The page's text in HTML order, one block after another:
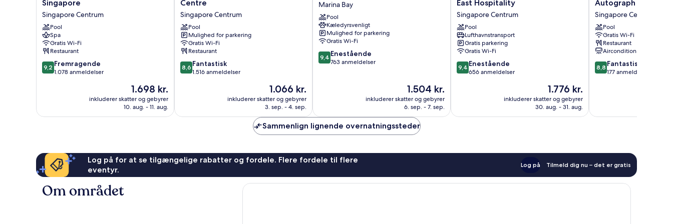
Fraser
China
Square,
Singapore
Singapore
Centrum
Singapore
Singapore Centrum
Pool
Spa
Gratis Wi-Fi
Restaurant
9.2
ud
anmeldelser
9,2 Fremragende
1.078 anmeldelser
Prisen
er
1.698 kr.
1.698 kr.
inkluderer skatter og gebyrer
10. aug. - 11. aug.
City
Centre
Singapore
Centrum
Centre
Singapore Centrum
Pool
Mulighed for parkering
Gratis Wi-Fi
Restaurant
8.6
ud
anmeldelser
8,6 Fantastisk
1.516 anmeldelser
Prisen
er
1.066 kr.
1.066 kr.
inkluderer skatter og gebyrer
3. sep. - 4. sep.
Dorsett
AMTD
Singapore
Marina
Bay
Marina Bay
Pool
Kæledyrsvenligt
Mulighed for parkering
Gratis Wi-Fi
9.4
ud
9,4 Enestående
763 anmeldelser
Prisen
er
1.504 kr.
1.504 kr.
inkluderer skatter og gebyrer
6. sep. - 7. sep.
Singapore
by
Far
East
Hospitality
Singapore
Centrum
East Hospitality
Singapore Centrum
Pool
Lufthavnstransport
Gratis parkering
Gratis Wi-Fi
9.4
ud
anmeldelser
9,4 Enestående
656 anmeldelser
Prisen
er
1.776 kr.
1.776 kr.
inkluderer skatter og gebyrer
30. aug. - 31. aug.
Singapore,
Autograph
Collection
Singapore
Centrum
Autograph
Singapore Centrum
Pool
Gratis Wi-Fi
Restaurant
Aircondition
8.8
ud
anmeldelser
8,8 Fantastisk
177 anmeldelser
Sammenlign lignende overnatningssteder
Log på for at se tilgængelige rabatter og fordele. Flere fordele til flere
eventyr.
Log på Tilmeld dig nu – det er gratis
Om området